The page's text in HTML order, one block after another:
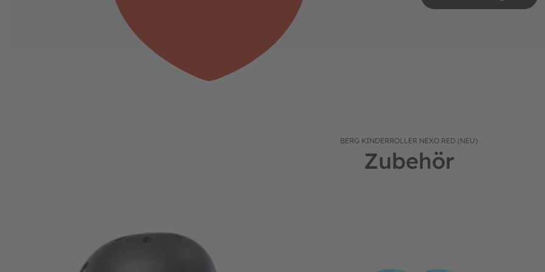
BERG KINDERROLLER NEXO RED (NEU)
Zubehör